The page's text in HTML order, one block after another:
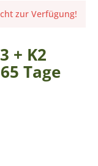
zur Verfügung!
+ K2
Tage